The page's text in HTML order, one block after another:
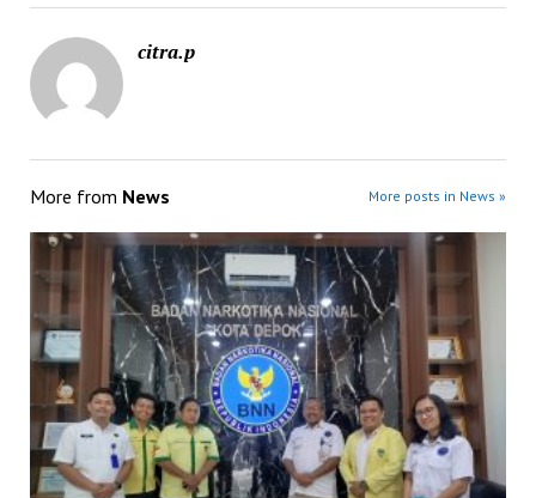
citra.p
More from News More posts in News »